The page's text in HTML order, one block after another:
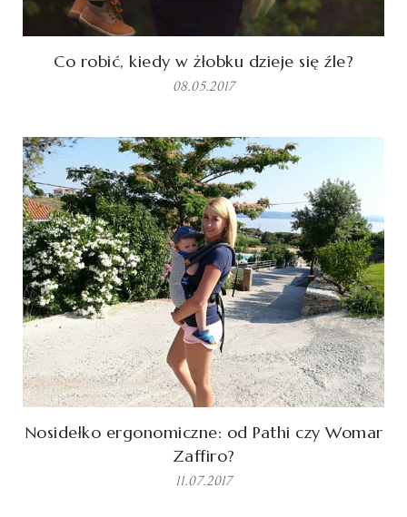
Co robić, kiedy w żłobku dzieje się źle?
08.05.2017
Nosidełko ergonomiczne: od Pathi czy Womar
Zaffiro?
11.07.2017